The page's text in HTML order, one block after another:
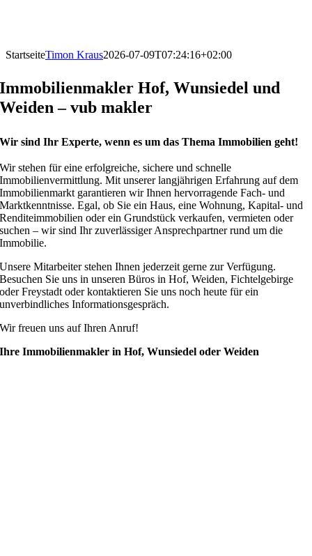
StartseiteTimon Kraus2026-07-09T07:24:16+02:00
Immobilienmakler Hof, Wunsiedel und
Weiden – vub makler
Wir sind Ihr Experte, wenn es um das Thema Immobilien geht!
Wir stehen für eine erfolgreiche, sichere und schnelle
Immobilienvermittlung. Mit unserer langjährigen Erfahrung auf dem
Immobilienmarkt garantieren wir Ihnen hervorragende Fach- und
Marktkenntnisse. Egal, ob Sie ein Haus, eine Wohnung, Kapital- und
Renditeimmobilien oder ein Grundstück verkaufen, vermieten oder
suchen – wir sind Ihr zuverlässiger Ansprechpartner rund um die
Immobilie.
Unsere Mitarbeiter stehen Ihnen jederzeit gerne zur Verfügung.
Besuchen Sie uns in unseren Büros in Hof, Weiden, Fichtelgebirge
oder Freystadt oder kontaktieren Sie uns noch heute für ein
unverbindliches Informationsgespräch.
Wir freuen uns auf Ihren Anruf!
Ihre Immobilienmakler in Hof, Wunsiedel oder Weiden